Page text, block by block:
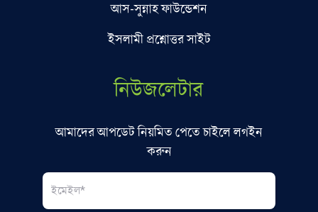
আস-সুন্নাহ ফাউন্ডেশন
ইসলামী প্রশ্নোত্তর সাইট
নিউজলেটার
আমাদের আপডেট নিয়মিত পেতে চাইলে লগইন
করুন